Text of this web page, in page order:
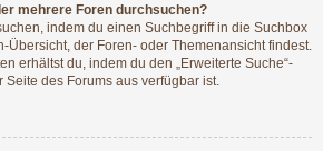
mehrere Foren durchsuchen?
indem du einen Suchbegriff in die Suchbox
Übersicht, der Foren- oder Themenansicht findest.
erhältst du, indem du den „Erweiterte Suche“-
des Forums aus verfügbar ist.